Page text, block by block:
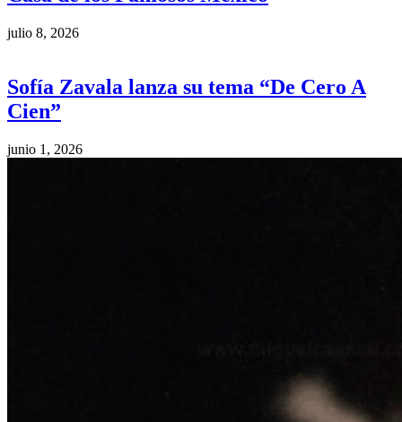
julio 8, 2026
Sofía Zavala lanza su tema “De Cero A
Cien”
junio 1, 2026